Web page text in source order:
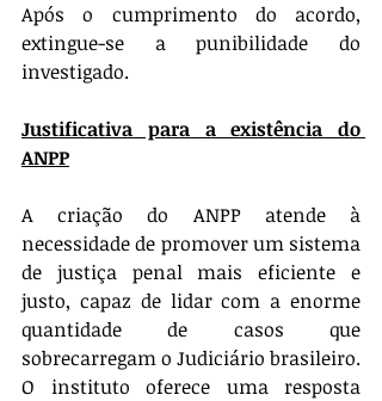
Após o cumprimento do acordo,
extingue-se a punibilidade do
investigado.
Justificativa para a existência do
ANPP
A criação do ANPP atende à
necessidade de promover um sistema
de justiça penal mais eficiente e
justo, capaz de lidar com a enorme
quantidade de casos que
sobrecarregam o Judiciário brasileiro.
O instituto oferece uma resposta